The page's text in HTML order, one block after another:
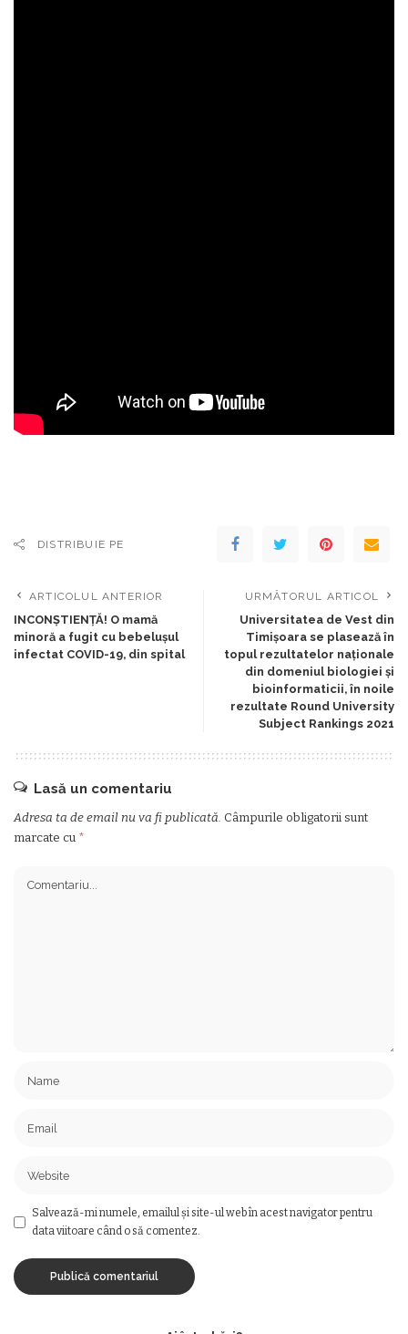
DISTRIBUIE PE
ARTICOLUL ANTERIOR
INCONȘTIENȚĂ! O mamă
minoră a fugit cu bebelușul
infectat COVID-19, din spital
URMĂTORUL ARTICOL
Universitatea de Vest din
Timișoara se plasează în
topul rezultatelor naționale
din domeniul biologiei și
bioinformaticii, în noile
rezultate Round University
Subject Rankings 2021
Lasă un comentariu
Adresa ta de email nu va fi publicată. Câmpurile obligatorii sunt
marcate cu *
Salvează-mi numele, emailul și site-ul web în acest navigator pentru
data viitoare când o să comentez.